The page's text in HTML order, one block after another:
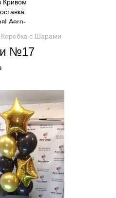
Коробка с Шарами
№17